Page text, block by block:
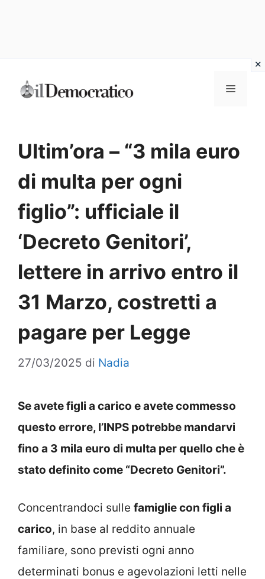
Menu
Ultim’ora – “3 mila euro
di multa per ogni
figlio”: ufficiale il
‘Decreto Genitori’,
lettere in arrivo entro il
31 Marzo, costretti a
pagare per Legge
27/03/2025 di Nadia
Se avete figli a carico e avete commesso
questo errore, l’INPS potrebbe mandarvi
fino a 3 mila euro di multa per quello che è
stato definito come “Decreto Genitori”.
Concentrandoci sulle famiglie con figli a
carico, in base al reddito annuale
familiare, sono previsti ogni anno
determinati bonus e agevolazioni letti nelle